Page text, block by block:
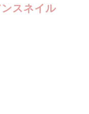
スネイル